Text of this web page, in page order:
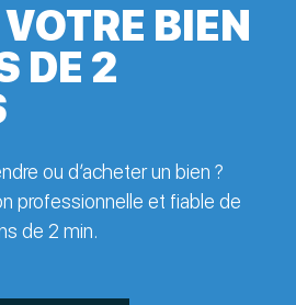
BIEN
DE 2
ou d’acheter un bien ?
professionnelle et fiable de
de 2 min.